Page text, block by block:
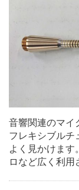
音響関連のマイ
フレキシブルチ
よく見かけます
ロなど広く利